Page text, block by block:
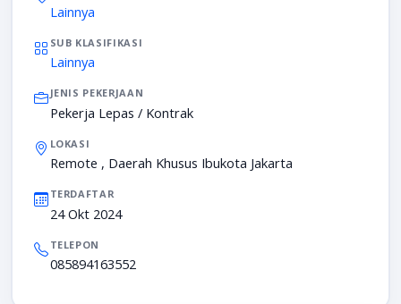
Lainnya
SUB KLASIFIKASI
Lainnya
JENIS PEKERJAAN
Pekerja Lepas / Kontrak
LOKASI
Remote , Daerah Khusus Ibukota Jakarta
TERDAFTAR
24 Okt 2024
TELEPON
085894163552